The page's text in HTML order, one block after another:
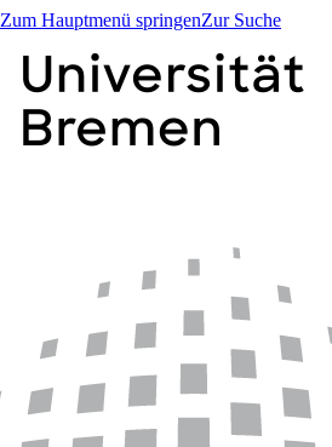
Zum Hauptmenü springenZur Suche